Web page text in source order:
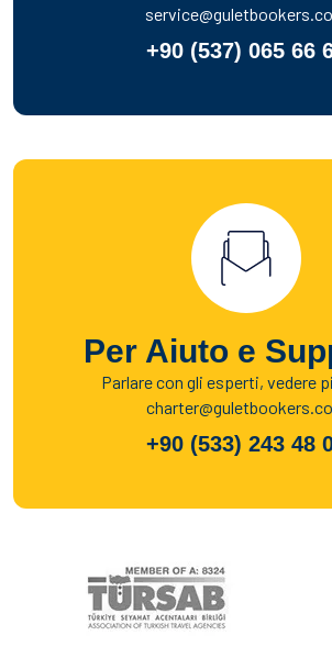
+90 (537) 065 66
Per Aiuto e
Parlare con gli esperti, vedere
+90 (533) 243 48